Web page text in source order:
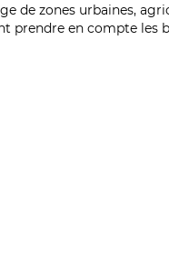
de zones urbaines,
en compte les